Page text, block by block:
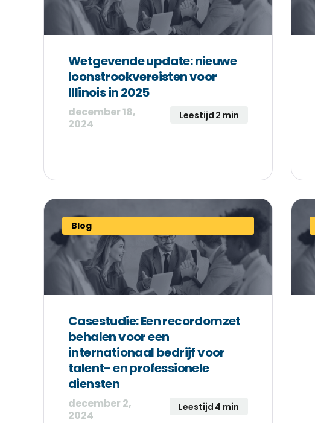
Wetgevende update: nieuwe
loonstrookvereisten voor
Illinois in 2025
december 18,
2024
Leestijd 2 min
Blog
Casestudie: Een recordomzet
behalen voor een
internationaal bedrijf voor
talent- en professionele
diensten
december 2,
2024
Leestijd 4 min